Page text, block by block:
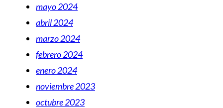
mayo 2024
abril 2024
marzo 2024
febrero 2024
enero 2024
noviembre 2023
octubre 2023